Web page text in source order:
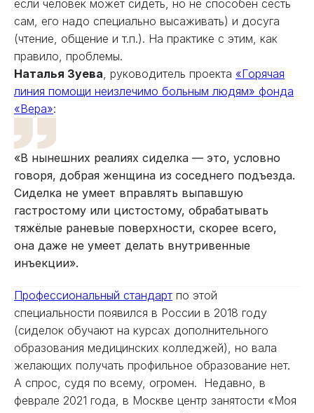
если человек может сидеть, но не способен сесть
сам, его надо специально высаживать) и досуга
(чтение, общение и т.п.). На практике с этим, как
правило, проблемы.
Наталья Зуева, руководитель проекта «Горячая
линия помощи неизлечимо больным людям» фонда
«Вера»:
«В нынешних реалиях сиделка — это, условно
говоря, добрая женщина из соседнего подъезда.
Сиделка не умеет вправлять выпавшую
гастростому или цистостому, обрабатывать
тяжёлые раневые поверхности, скорее всего,
она даже не умеет делать внутривенные
инъекции».
Профессиональный стандарт по этой
специальности появился в России в 2018 году
(сиделок обучают на курсах дополнительного
образования медицинских колледжей), но вала
желающих получать профильное образование нет.
А спрос, судя по всему, огромен. Недавно, в
феврале 2021 года, в Москве центр занятости «Моя